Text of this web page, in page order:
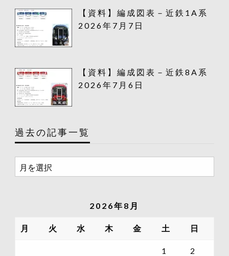
【資料】編成図表－近鉄1A系
2026年7月7日
【資料】編成図表－近鉄8A系
2026年7月6日
過去の記事一覧
過
去
一
2026年8月
月 火 水 木 金 土 日
1 2